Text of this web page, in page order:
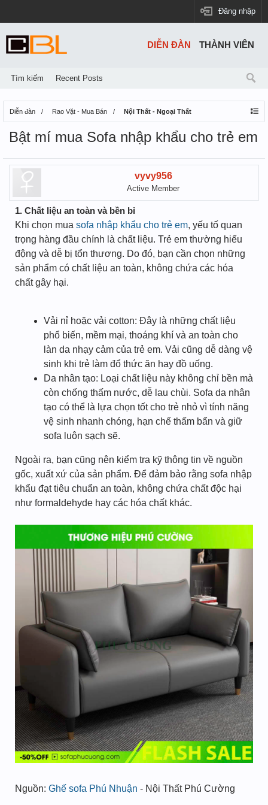
Đăng nhập
Diễn đàn Rao Vặt - Mua Bán Nội Thất - Ngoại Thất
Bật mí mua Sofa nhập khẩu cho trẻ em
vyvy956
Active Member
1. Chất liệu an toàn và bền bỉ
Khi chọn mua sofa nhập khẩu cho trẻ em, yếu tố quan
trọng hàng đầu chính là chất liệu. Trẻ em thường hiếu
động và dễ bị tổn thương. Do đó, bạn cần chọn những
sản phẩm có chất liệu an toàn, không chứa các hóa
chất gây hại.
Vải nỉ hoặc vải cotton: Đây là những chất liệu
phổ biến, mềm mại, thoáng khí và an toàn cho
làn da nhạy cảm của trẻ em. Vải cũng dễ dàng vệ
sinh khi trẻ làm đổ thức ăn hay đồ uống.
Da nhân tạo: Loại chất liệu này không chỉ bền mà
còn chống thấm nước, dễ lau chùi. Sofa da nhân
tạo có thể là lựa chọn tốt cho trẻ nhỏ vì tính năng
vệ sinh nhanh chóng, hạn chế thấm bẩn và giữ
sofa luôn sạch sẽ.
Ngoài ra, bạn cũng nên kiểm tra kỹ thông tin về nguồn
gốc, xuất xứ của sản phẩm. Để đảm bảo rằng sofa nhập
khẩu đạt tiêu chuẩn an toàn, không chứa chất độc hại
như formaldehyde hay các hóa chất khác.
Nguồn: Ghế sofa Phú Nhuận - Nội Thất Phú Cường
DIỄN ĐÀN
Tìm kiếm Recent Posts
THÀNH VIÊN